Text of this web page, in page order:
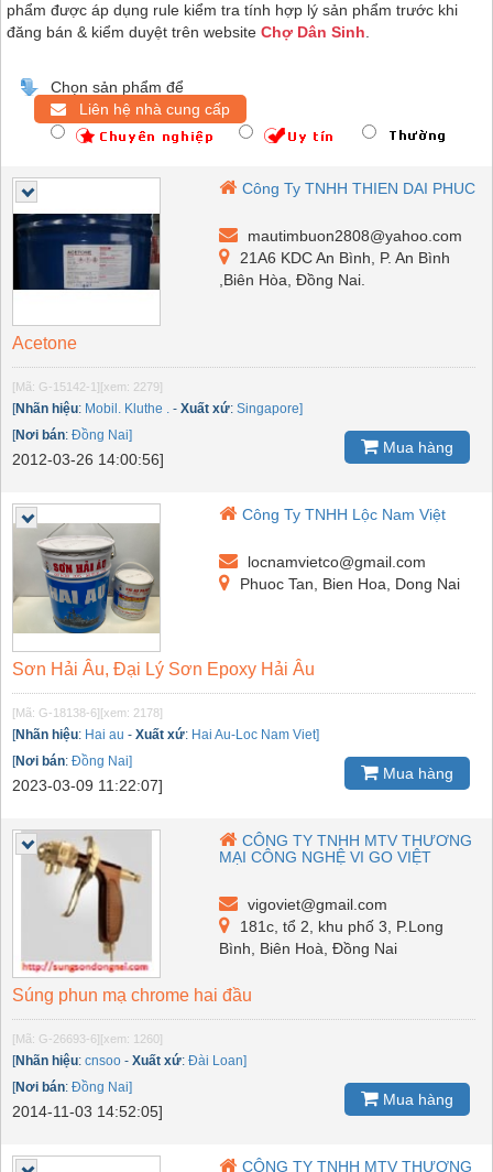
phẩm được áp dụng rule kiểm tra tính hợp lý sản phẩm trước khi
đăng bán & kiểm duyệt trên website Chợ Dân Sinh.
Chọn sản phẩm để
Liên hệ nhà cung cấp
Công Ty TNHH THIEN DAI PHUC
mautimbuon2808@yahoo.com
21A6 KDC An Bình, P. An Bình
,Biên Hòa, Đồng Nai.
Acetone
[Mã: G-15142-1] [xem: 2279]
[Nhãn hiệu: Mobil. Kluthe . - Xuất xứ: Singapore]
[Nơi bán: Đồng Nai]
2012-03-26 14:00:56]
Mua hàng
Công Ty TNHH Lộc Nam Việt
locnamvietco@gmail.com
Phuoc Tan, Bien Hoa, Dong Nai
Sơn Hải Âu, Đại Lý Sơn Epoxy Hải Âu
[Mã: G-18138-6] [xem: 2178]
[Nhãn hiệu: Hai au - Xuất xứ: Hai Au-Loc Nam Viet]
[Nơi bán: Đồng Nai]
2023-03-09 11:22:07]
Mua hàng
CÔNG TY TNHH MTV THƯƠNG
MẠI CÔNG NGHỆ VI GO VIỆT
vigoviet@gmail.com
181c, tổ 2, khu phố 3, P.Long
Bình, Biên Hoà, Đồng Nai
Súng phun mạ chrome hai đầu
[Mã: G-26693-6] [xem: 1260]
[Nhãn hiệu: cnsoo - Xuất xứ: Đài Loan]
[Nơi bán: Đồng Nai]
2014-11-03 14:52:05]
Mua hàng
CÔNG TY TNHH MTV THƯƠNG